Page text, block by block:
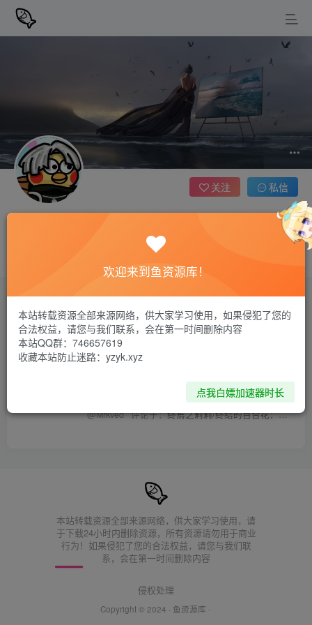
关注 私信
评论2
2年前 王国：两位君主，安卓，谢谢
坐椅子上选择记录就可以了
@Mrkved 评论于：终焉之莉莉/终结的百合花：骑士们的救赎（ENDER LILIES: Quietus of the Knights）免安装中文版 附yuzu模拟器版 V1.1.5C游戏文件
本站转载资源全部来源网络，供大家学习使用，请
于下载24小时内删除资源，所有资源请勿用于商业
行为！如果侵犯了您的合法权益，请您与我们联
系，会在第一时间删除内容
侵权处理
Copyright © 2024 · 鱼资源库 ·
欢迎来到鱼资源库！
本站转载资源全部来源网络，供大家学习使用，如果侵犯了您的
合法权益，请您与我们联系，会在第一时间删除内容
本站QQ群：746657619
收藏本站防止迷路：yzyk.xyz
点我白嫖加速器时长